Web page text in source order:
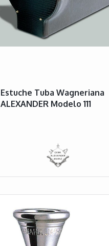
Estuche Tuba Wagneriana
ALEXANDER Modelo 111